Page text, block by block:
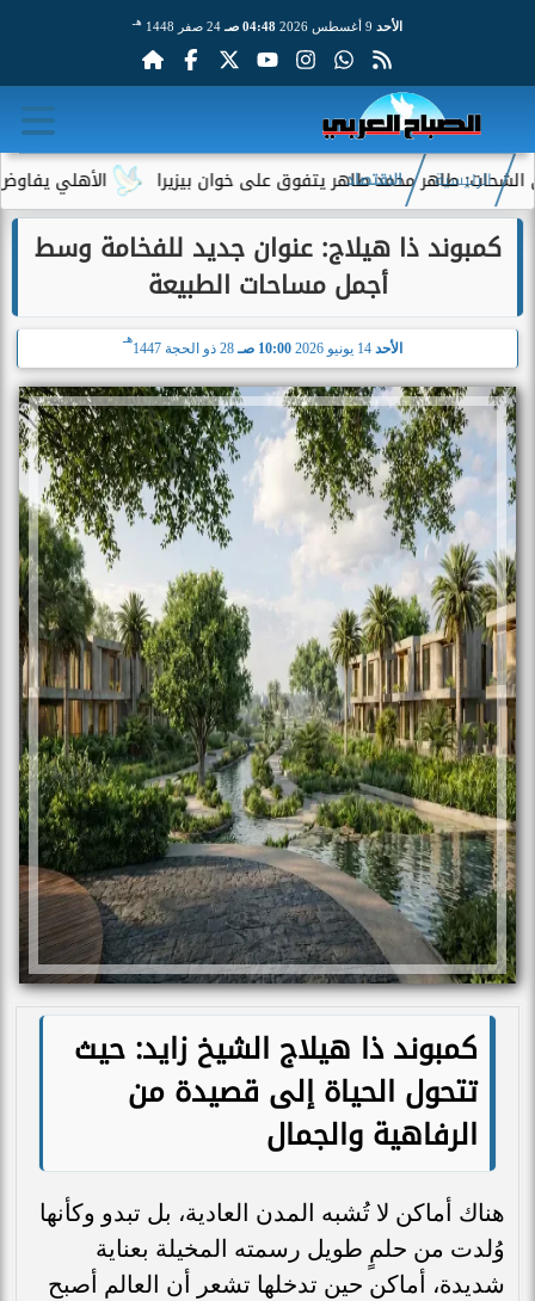
الأحد 04:48 صـ 24 صفر 1448 هـ
الأهلي يفاوض أحمد طاهر محمد طاهر يتفوق على خوان بيزيرا
الرئيسية الاقتصاد
كمبوند ذا هيلاج: عنوان جديد للفخامة وسط
أجمل مساحات الطبيعة
الأحد 10:00 صـ 28 ذو الحجة 1447
هـ
كمبوند ذا هيلاج الشيخ زايد: حيث
تتحول الحياة إلى قصيدة من
الرفاهية والجمال
هناك أماكن لا تُشبه المدن العادية، بل تبدو وكأنها
وُلدت من حلمٍ طويل رسمته المخيلة بعناية
شديدة، أماكن حين تدخلها تشعر أن العالم أصبح